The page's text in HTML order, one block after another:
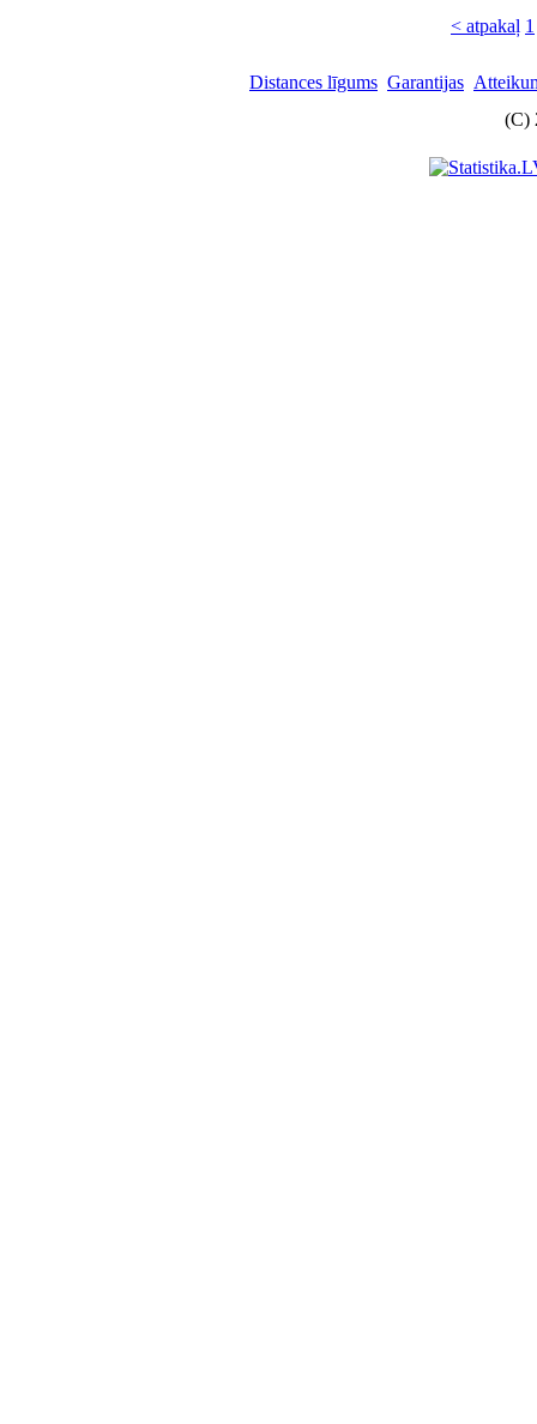
< atpakaļ 1
Distances līgums Garantijas
(C)